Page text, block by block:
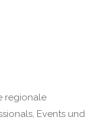
regionale
Events und